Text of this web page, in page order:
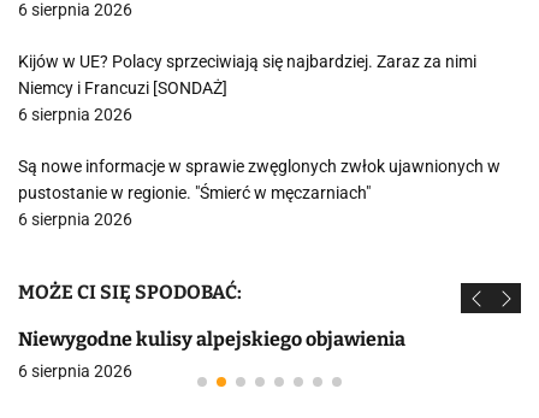
6 sierpnia 2026
Kijów w UE? Polacy sprzeciwiają się najbardziej. Zaraz za nimi
Niemcy i Francuzi [SONDAŻ]
6 sierpnia 2026
Są nowe informacje w sprawie zwęglonych zwłok ujawnionych w
pustostanie w regionie. "Śmierć w męczarniach"
6 sierpnia 2026
MOŻE CI SIĘ SPODOBAĆ:
Niewygodne kulisy alpejskiego objawienia
6 sierpnia 2026